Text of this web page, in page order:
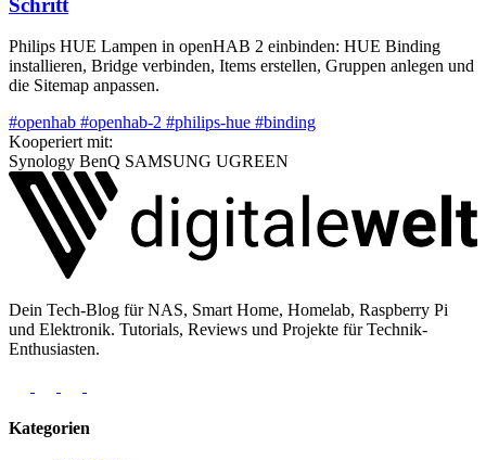
Philips HUE Lampen in openHAB 2 einbinden: HUE Binding
installieren, Bridge verbinden, Items erstellen, Gruppen anlegen und
die Sitemap anpassen.
#openhab #openhab-2 #philips-hue #binding
Kooperiert mit:
Synology BenQ SAMSUNG UGREEN
Dein Tech-Blog für NAS, Smart Home, Homelab, Raspberry Pi
und Elektronik. Tutorials, Reviews und Projekte für Technik-
Enthusiasten.
Kategorien